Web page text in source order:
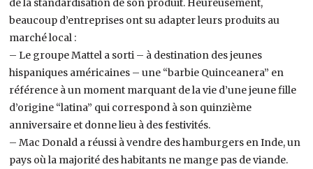
de la standardisation de son produit. Heureusement,
beaucoup d’entreprises ont su adapter leurs produits au
marché local :
– Le groupe Mattel a sorti – à destination des jeunes
hispaniques américaines – une “barbie Quinceanera” en
référence à un moment marquant de la vie d’une jeune fille
d’origine “latina” qui correspond à son quinzième
anniversaire et donne lieu à des festivités.
– Mac Donald a réussi à vendre des hamburgers en Inde, un
pays où la majorité des habitants ne mange pas de viande.